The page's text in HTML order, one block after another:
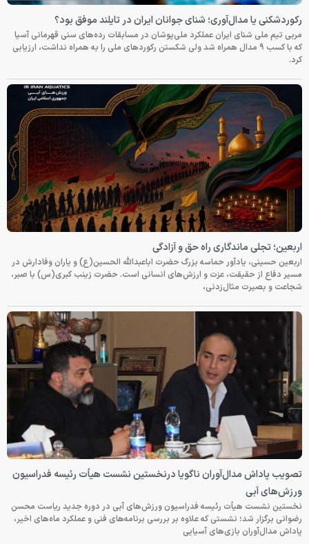
رکوردشکنی یا مدال‌آوری؛ شنای جوانان ایران در تایلند موفق بود؟
مربی تیم ملی شنای ایران عملکرد ملی‌پوشان در مسابقات رده‌های سنی قهرمانی آسیا
که با کسب ۹ مدال همراه شد ولی شکستن رکوردهای ملی را به همراه نداشت، ارزیابی
کرد.
اربعین؛ تجلی ماندگاری راه حق و آزادگی
اربعین حسینی، یادآور حماسه بزرگ حضرت اباعبدالله الحسین(ع) و یاران وفادارش در
مسیر دفاع از حقیقت، عزت و ارزش‌های انسانی است. حضرت زینب کبری(س) با صبر،
شجاعت و بصیرت مثال‌زدنی،
تصویب پاداش مدال‌آوران ناگویا درنخستین نشست هیأت رئیسه فدراسیون
ورزش‌های آبی
نخستین نشست هیأت رئیسه فدراسیون ورزش‌های آبی در دوره جدید ریاست محسن
رضوانی برگزار شد؛ نشستی که علاوه بر بررسی برنامه‌های فنی و عملکرد ماه‌های اخیر،
پاداش مدال‌آوران بازی‌های آسیایی